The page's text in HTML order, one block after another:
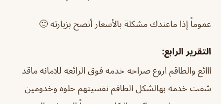
عموماً إذا ماعندك مشكلة بالأسعار أنصح بزيارته 🙂
التقرير الرابع:
ااائع والطاقم اروع صراحه خدمه فوق الرائعه للامانه ماقد
شفت خدمه بهالشكل الطاقم نفسيتهم حلوه وخدومين